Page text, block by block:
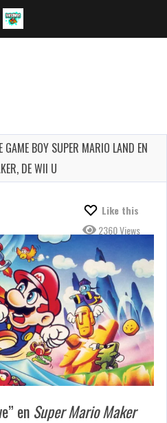
GAME BOY SUPER MARIO LAND EN
DE WII U
Like this
2360 Views
en Super Mario Maker